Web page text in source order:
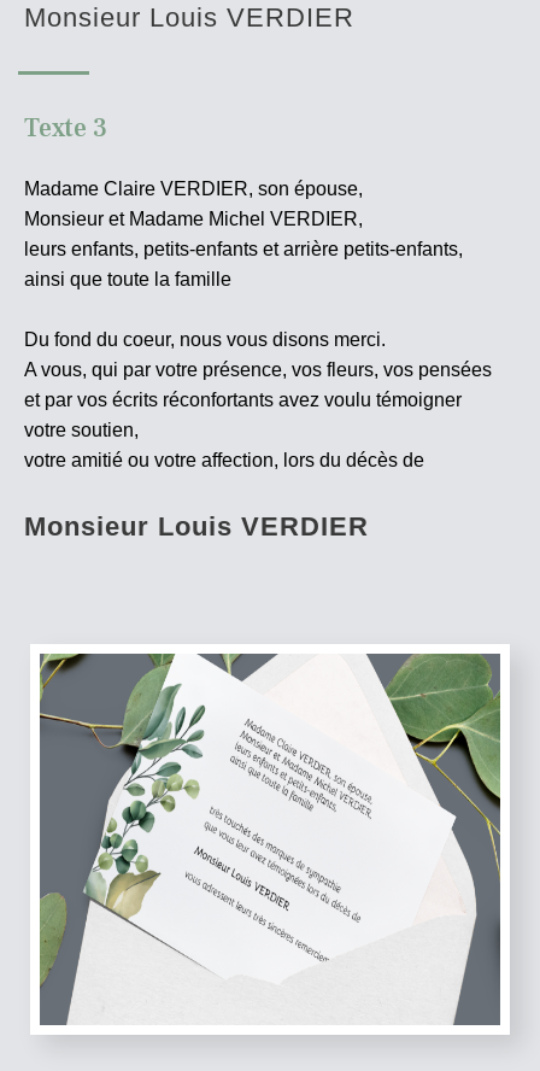
Monsieur Louis VERDIER
Texte 3
Madame Claire VERDIER, son épouse,
Monsieur et Madame Michel VERDIER,
leurs enfants, petits-enfants et arrière petits-enfants,
ainsi que toute la famille
Du fond du coeur, nous vous disons merci.
A vous, qui par votre présence, vos fleurs, vos pensées
et par vos écrits réconfortants avez voulu témoigner
votre soutien,
votre amitié ou votre affection, lors du décès de
Monsieur Louis VERDIER